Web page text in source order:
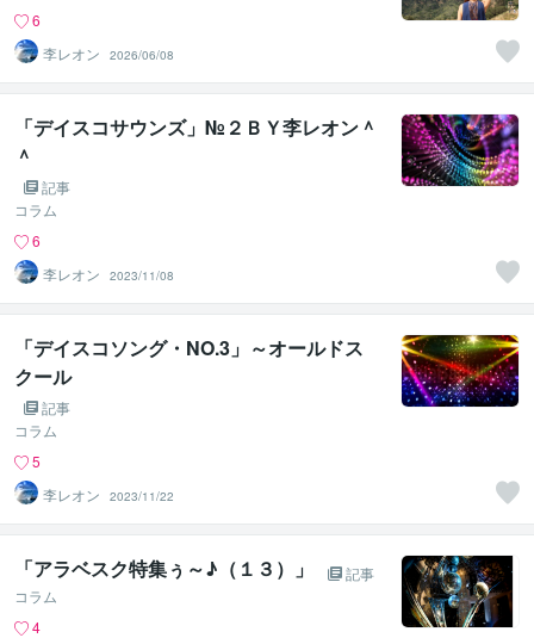
6
李レオン
2026/06/08
「デイスコサウンズ」№２ＢＹ李レオン＾
＾
記事
コラム
6
李レオン
2023/11/08
「デイスコソング・NO.3」～オールドス
クール
記事
コラム
5
李レオン
2023/11/22
「アラベスク特集ぅ～♪（１３）」
記事
コラム
4